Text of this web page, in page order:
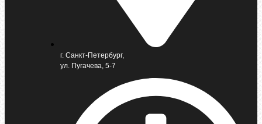
г. Санкт-Петербург,
ул. Пугачева, 5-7